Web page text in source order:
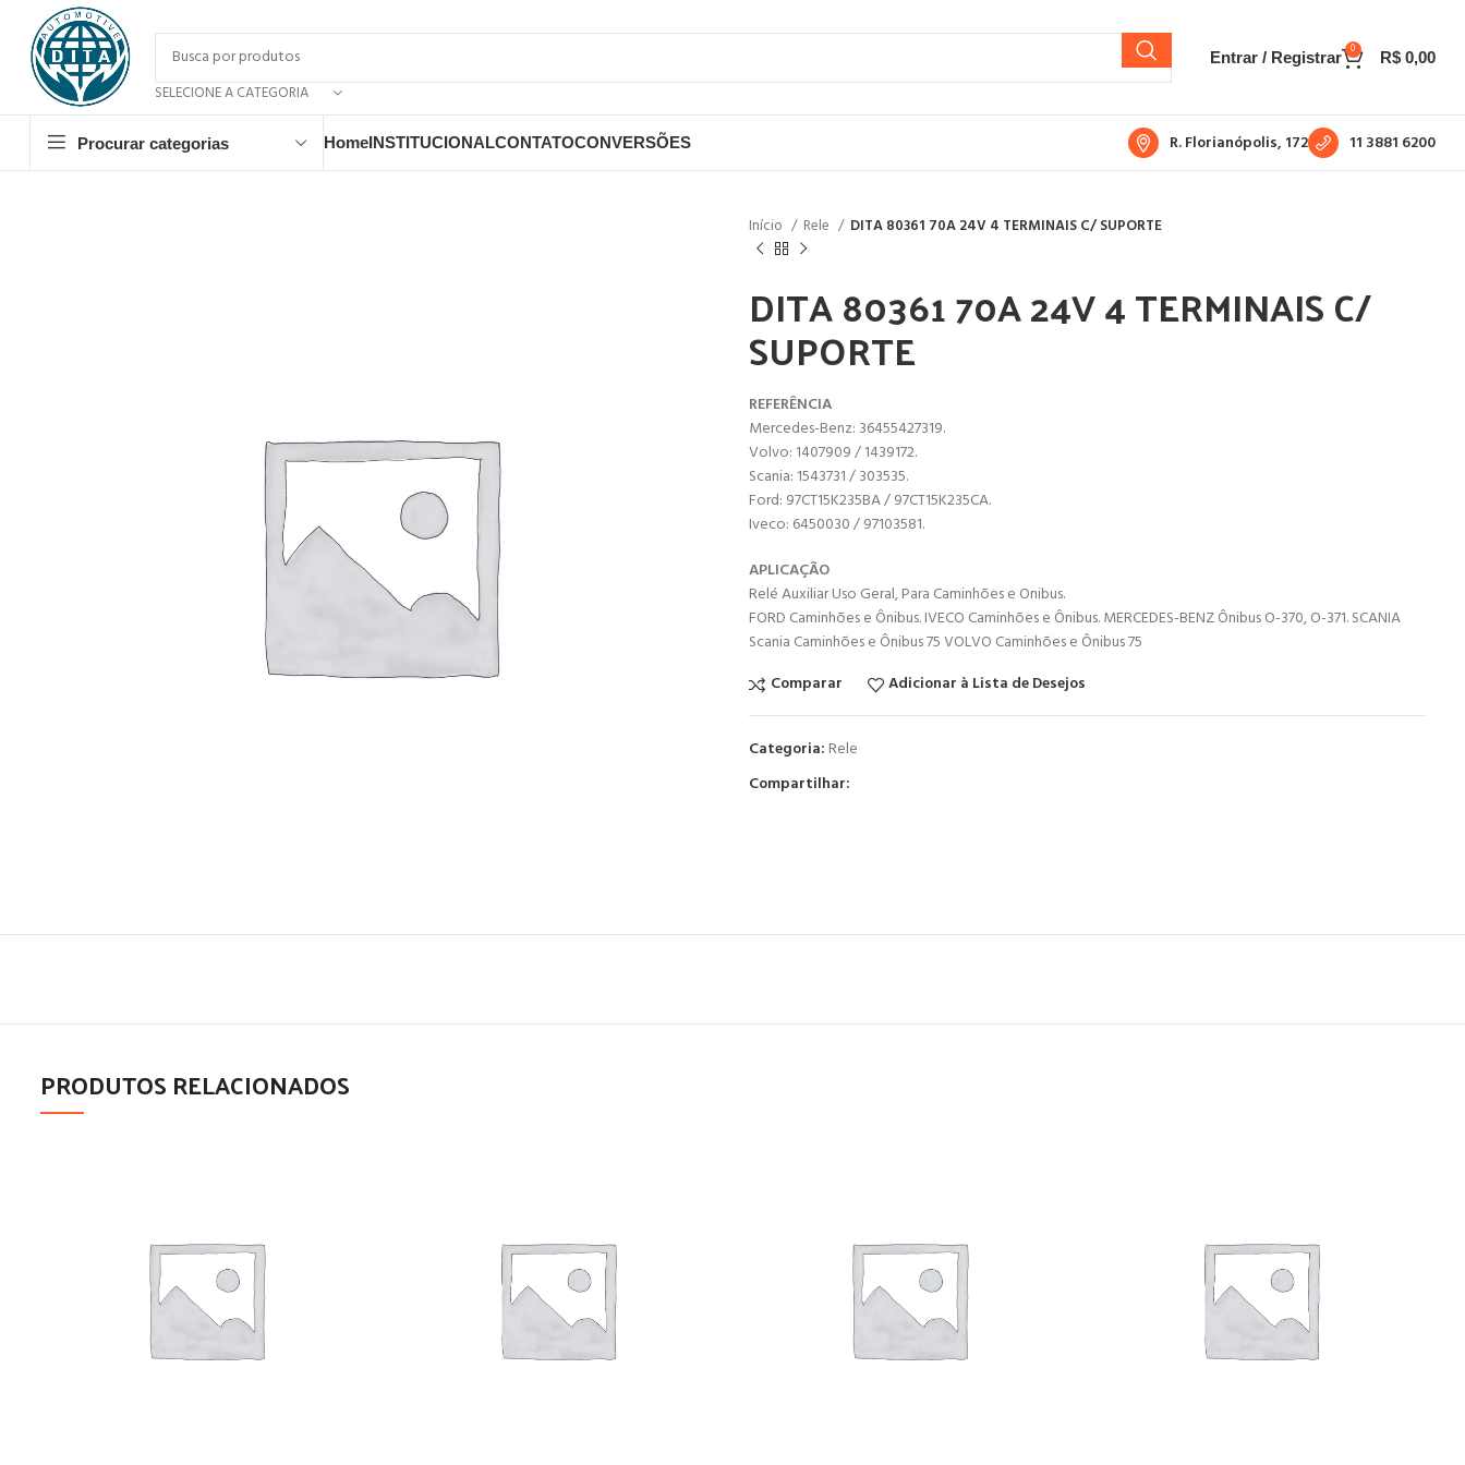
SELECIONE A CATEGORIA
Entrar / Registrar 0 R$ 0,00
Procurar categorias HomeINSTITUCIONALCONTATOCONVERSÕES R. Florianópolis, 172 11 3881 6200
Início Rele DITA 80361 70A 24V 4 TERMINAIS C/ SUPORTE
DITA 80361 70A 24V 4 TERMINAIS C/
SUPORTE
REFERÊNCIA
Mercedes-Benz: 36455427319.
Volvo: 1407909 / 1439172.
Scania: 1543731 / 303535.
Ford: 97CT15K235BA / 97CT15K235CA.
Iveco: 6450030 / 97103581.
APLICAÇÃO
Relé Auxiliar Uso Geral, Para Caminhões e Onibus.
FORD Caminhões e Ônibus. IVECO Caminhões e Ônibus. MERCEDES-BENZ Ônibus O-370, O-371. SCANIA
Scania Caminhões e Ônibus 75 VOLVO Caminhões e Ônibus 75
Comparar
Adicionar à Lista de Desejos
Categoria: Rele
Compartilhar:
PRODUTOS RELACIONADOS